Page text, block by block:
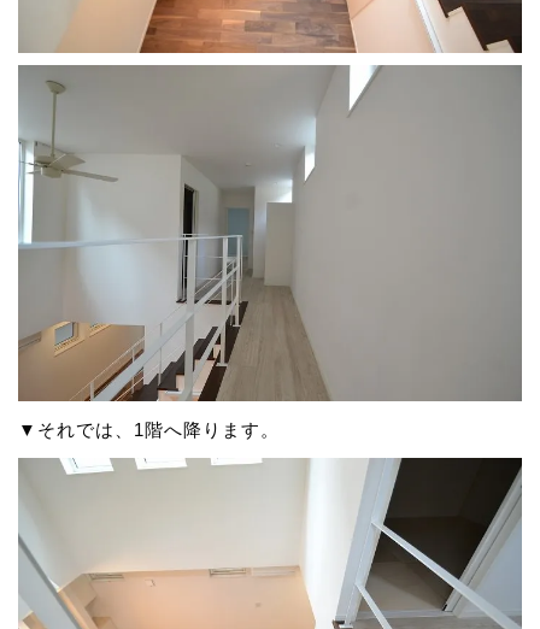
▼それでは、1階へ降ります。